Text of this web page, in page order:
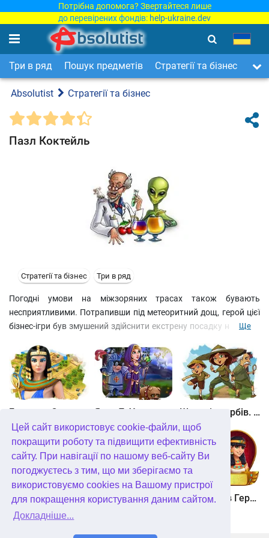
Цей сайт використовує cookie-файли, щоб
покращити роботу та підвищити ефективність
сайту. При навігації по нашому веб-сайту Ви
погоджуєтесь з тим, що ми зберігаємо та
використовуємо cookies на Вашому пристрої
для покращення користування даним сайтом.
Докладніше...
Потрібна допомога? Звертайтеся лише
до перевірених фондів: help-ukraine.dev
Три в ряд Пошук предметів Стратегії та бізнес
Absolutist Стратегії та бізнес
Пазл Коктейль
Стратегії та бізнес Три в ряд
Погодні умови на міжзоряних трасах також бувають
несприятливими. Потрапивши під метеоритний дощ, герой цієї
бізнес-ігри був змушений здійснити екстрену посадку на землі.
він вирішив відкрити коктейль-бар. Збирайте фішки по три
ряди, вчасно віддавайте замовлення і виконуйте особливі
побажання відвідувачів. Випробуйте себе в ролі бармена і
допоможіть невдахому інопланетному гостеві потрапити
додому у захоплюючому бізнес-симуляторі.
Ще
Шукачі скарбів. Камінь душі
Шукачі скарбів. Сніжна королева. колекційне видання Алісія Квотермейн 3. Таємниця палаючого золота. колекційне видання 12 подвигів Геракла. Як я зустрів Мегару. колекційне видання